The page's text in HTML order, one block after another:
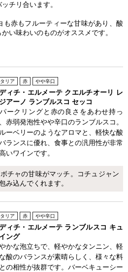
チリ合います。
も赤もフルーティーな甘味があり、酸
い味わいのものがオススメです。
リア 赤 やや辛口
ィチ・エルメーテ クエルチオーリ レ
アーノ ランブルスコ セッコ
ークリングと赤の良さをあわせ持っ
赤弱発泡性やや辛口のランブルスコ。
ーベリーのようなアロマと、軽快な酸
ランスに優れ、食事との汎用性が非常
いワインです。
チャの甘味がマッチ。コチュジャン
み込んでくれます。
リア 赤 やや辛口
ィチ・エルメーテ ランブルスコ キュ
ング
かな泡立ちで、軽やかなタンニン、軽
酸のバランスが素晴らしく、様々な料
の相性が抜群です。バーベキューシー